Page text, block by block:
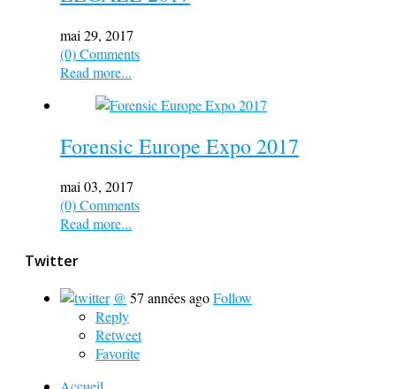
mai 29, 2017
(0) Comments
Read more...
Forensic Europe Expo 2017
mai 03, 2017
(0) Comments
Read more...
Twitter
@ 57 années agoFollow
Reply
Retweet
Favorite